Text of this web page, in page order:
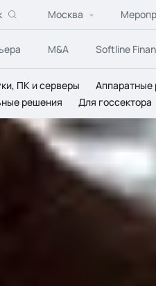
Москва
M&A Softline
ПК и серверы Аппаратные
решения Для госсектора